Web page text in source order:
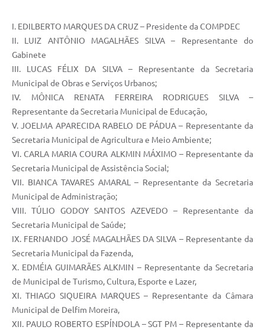
I. EDILBERTO MARQUES DA CRUZ – Presidente da COMPDEC
II. LUIZ ANTÔNIO MAGALHÃES SILVA – Representante do
Gabinete
III. LUCAS FÉLIX DA SILVA – Representante da Secretaria
Municipal de Obras e Serviços Urbanos;
IV. MÔNICA RENATA FERREIRA RODRIGUES SILVA –
Representante da Secretaria Municipal de Educação,
V. JOELMA APARECIDA RABELO DE PÁDUA – Representante da
Secretaria Municipal de Agricultura e Meio Ambiente;
VI. CARLA MARIA COURA ALKMIN MÁXIMO – Representante da
Secretaria Municipal de Assistência Social;
VII. BIANCA TAVARES AMARAL – Representante da Secretaria
Municipal de Administração;
VIII. TÚLIO GODOY SANTOS AZEVEDO – Representante da
Secretaria Municipal de Saúde;
IX. FERNANDO JOSÉ MAGALHÃES DA SILVA – Representante da
Secretaria Municipal da Fazenda,
X. EDMÉIA GUIMARÃES ALKMIN – Representante da Secretaria
de Municipal de Turismo, Cultura, Esporte e Lazer,
XI. THIAGO SIQUEIRA MARQUES – Representante da Câmara
Municipal de Delfim Moreira,
XII. PAULO ROBERTO ESPÍNDOLA – SGT PM – Representante da